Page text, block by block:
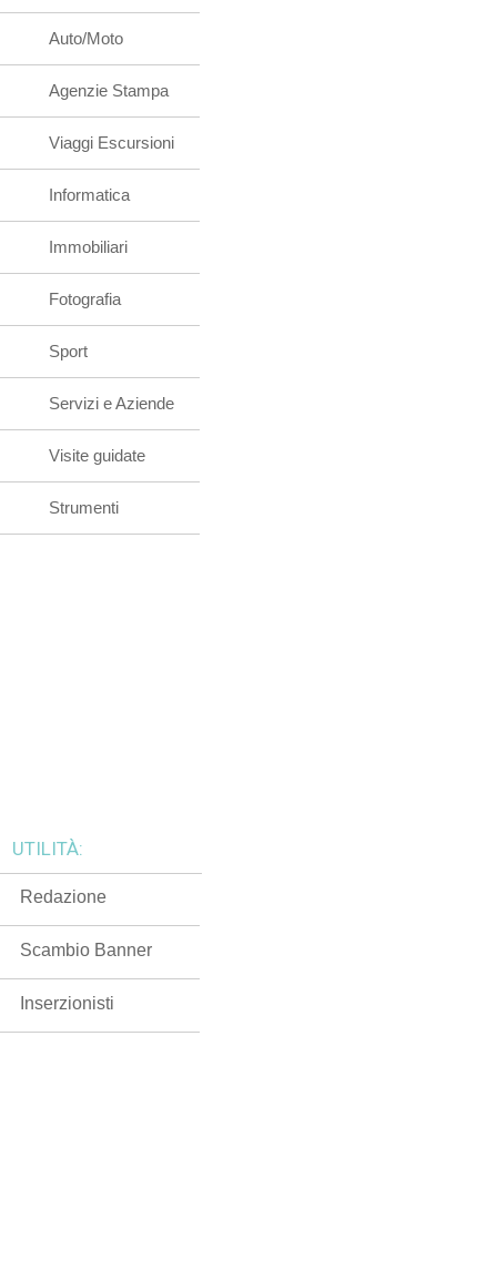
Auto/Moto
Agenzie Stampa
Viaggi Escursioni
Informatica
Immobiliari
Fotografia
Sport
Servizi e Aziende
Visite guidate
Strumenti
UTILITÀ:
Redazione
Scambio Banner
Inserzionisti